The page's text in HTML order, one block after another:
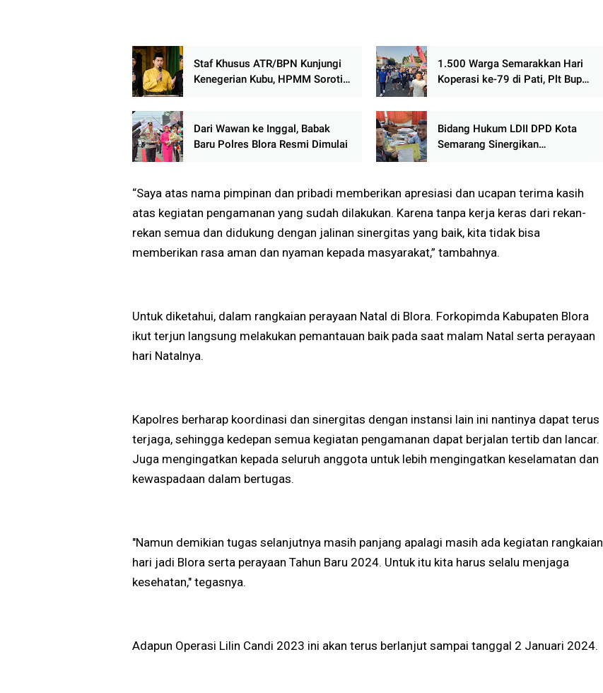
Staf Khusus ATR/BPN Kunjungi
Kenegerian Kubu, HPMM Soroti
1.500 Warga Semarakkan Hari
Koperasi ke-79 di Pati, Plt Bupati
Dari Wawan ke Inggal, Babak
Baru Polres Blora Resmi Dimulai
Bidang Hukum LDII DPD Kota
Semarang Sinergikan
“Saya atas nama pimpinan dan pribadi memberikan apresiasi dan ucapan terima kasih
atas kegiatan pengamanan yang sudah dilakukan. Karena tanpa kerja keras dari rekan-
rekan semua dan didukung dengan jalinan sinergitas yang baik, kita tidak bisa
memberikan rasa aman dan nyaman kepada masyarakat,” tambahnya.
Untuk diketahui, dalam rangkaian perayaan Natal di Blora. Forkopimda Kabupaten Blora
ikut terjun langsung melakukan pemantauan baik pada saat malam Natal serta perayaan
hari Natalnya.
Kapolres berharap koordinasi dan sinergitas dengan instansi lain ini nantinya dapat terus
terjaga, sehingga kedepan semua kegiatan pengamanan dapat berjalan tertib dan lancar.
Juga mengingatkan kepada seluruh anggota untuk lebih mengingatkan keselamatan dan
kewaspadaan dalam bertugas.
"Namun demikian tugas selanjutnya masih panjang apalagi masih ada kegiatan rangkaian
hari jadi Blora serta perayaan Tahun Baru 2024. Untuk itu kita harus selalu menjaga
kesehatan," tegasnya.
Adapun Operasi Lilin Candi 2023 ini akan terus berlanjut sampai tanggal 2 Januari 2024.